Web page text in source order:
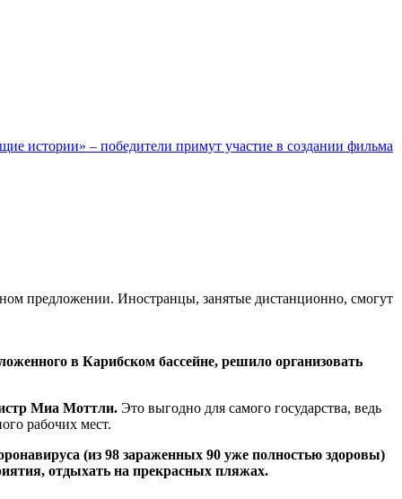
истории» – победители примут участие в создании фильма
предложении. Иностранцы, занятые дистанционно, смогут
в Карибском бассейне, решило организовать
Миа Моттли. Это выгодно для самого государства, ведь
рабочих мест.
(из 98 зараженных 90 уже полностью здоровы)
отдыхать на прекрасных пляжах.